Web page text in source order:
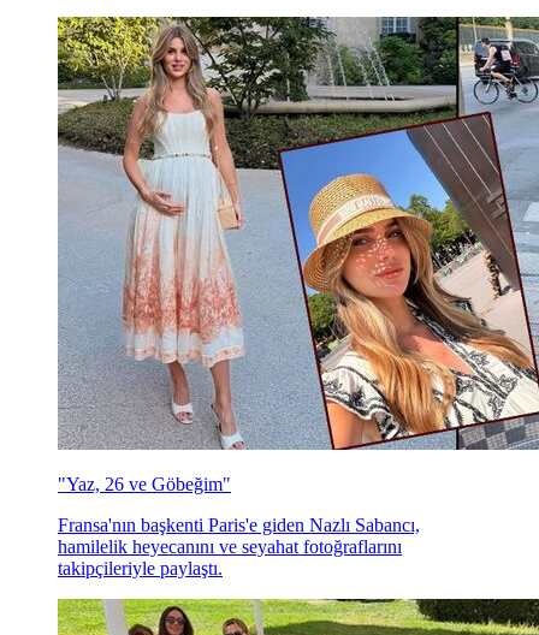
"Yaz, 26 ve Göbeğim"
Fransa'nın başkenti Paris'e giden Nazlı Sabancı,
hamilelik heyecanını ve seyahat fotoğraflarını
takipçileriyle paylaştı.